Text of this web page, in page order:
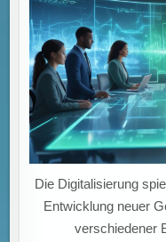
Die Digitalisierung
Entwicklung neuer
verschiedener